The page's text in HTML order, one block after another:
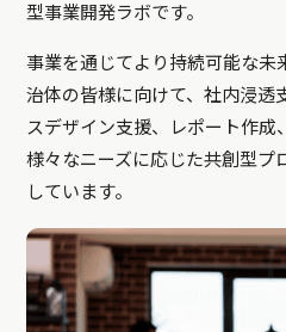
型事業開発ラボです。
事業を通じてより持続可能な未
治体の皆様に向けて、社内浸透
スデザイン支援、レポート作成
様々なニーズに応じた共創型プ
しています。